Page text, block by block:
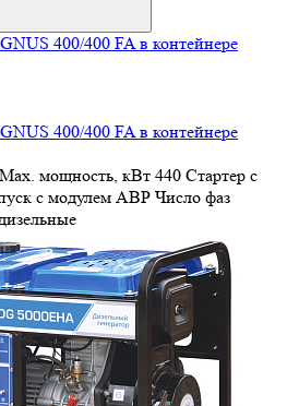
400/400 FA в контейнере
400/400 FA в контейнере
Max. мощность, кВт 440 Стартер с
с модулем АВР Число фаз